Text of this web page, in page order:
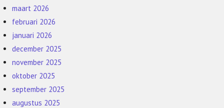
maart 2026
februari 2026
januari 2026
december 2025
november 2025
oktober 2025
september 2025
augustus 2025